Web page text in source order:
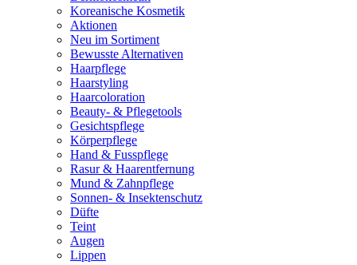
Koreanische Kosmetik
Aktionen
Neu im Sortiment
Bewusste Alternativen
Haarpflege
Haarstyling
Haarcoloration
Beauty- & Pflegetools
Gesichtspflege
Körperpflege
Hand & Fusspflege
Rasur & Haarentfernung
Mund & Zahnpflege
Sonnen- & Insektenschutz
Düfte
Teint
Augen
Lippen